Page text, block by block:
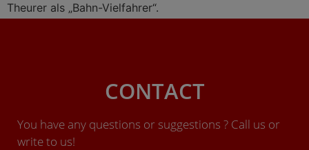
Theurer als „Bahn-Vielfahrer“.
CONTACT
You have any questions or suggestions ? Call us or
write to us!